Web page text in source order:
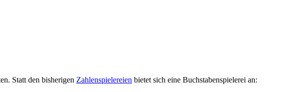
Statt den bisherigen Zahlenspielereien bietet sich eine Buchstabenspielerei an: